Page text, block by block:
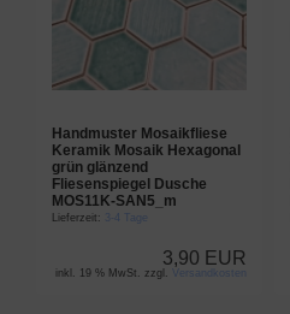
Handmuster Mosaikfliese
Keramik Mosaik Hexagonal
grün glänzend
Fliesenspiegel Dusche
MOS11K-SAN5_m
Lieferzeit: 3-4 Tage
3,90 EUR
inkl. 19 % MwSt. zzgl. Versandkosten